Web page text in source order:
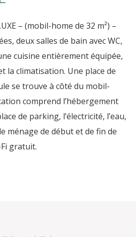
– (mobil-home de 32 m²) –
deux salles de bain avec WC,
cuisine entièrement équipée,
la climatisation. Une place de
se trouve à côté du mobil-
comprend l’hébergement
de parking, l’électricité, l’eau,
ménage de début et de fin de
gratuit.